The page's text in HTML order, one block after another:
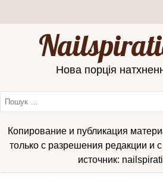
Нова порція
Копирование и публикация
только с разрешения редакции и
источник: